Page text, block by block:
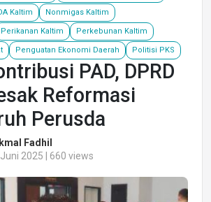
Kaltim Nonmigas Kaltim
Perikanan Kaltim Perkebunan Kaltim
Penguatan Ekonomi Daerah Politisi PKS
PAD, DPRD
Reformasi
Perusda
Fadhil
2025 | 660 views